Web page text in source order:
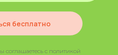
соглашаетесь с политикой
бесплатно